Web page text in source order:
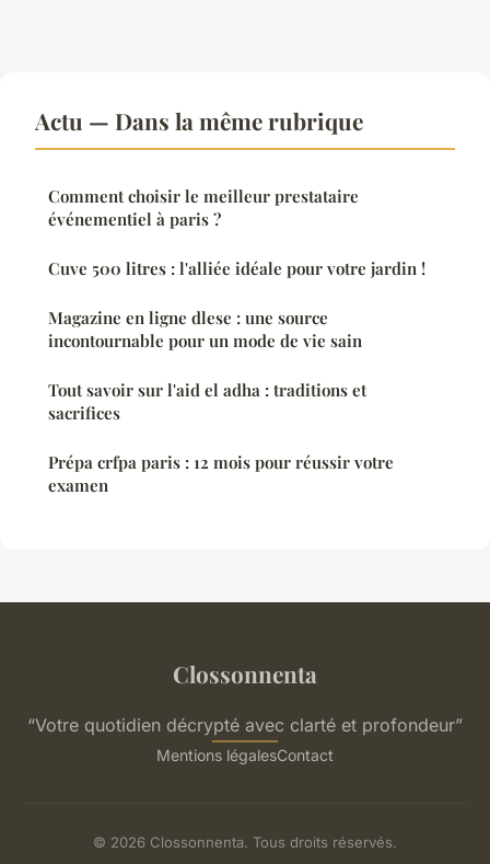
Actu — Dans la même rubrique
Comment choisir le meilleur prestataire
événementiel à paris ?
Cuve 500 litres : l'alliée idéale pour votre jardin !
Magazine en ligne dlese : une source
incontournable pour un mode de vie sain
Tout savoir sur l'aid el adha : traditions et
sacrifices
Prépa crfpa paris : 12 mois pour réussir votre
examen
Clossonnenta
“Votre quotidien décrypté avec clarté et profondeur”
Mentions légalesContact
© 2026 Clossonnenta. Tous droits réservés.